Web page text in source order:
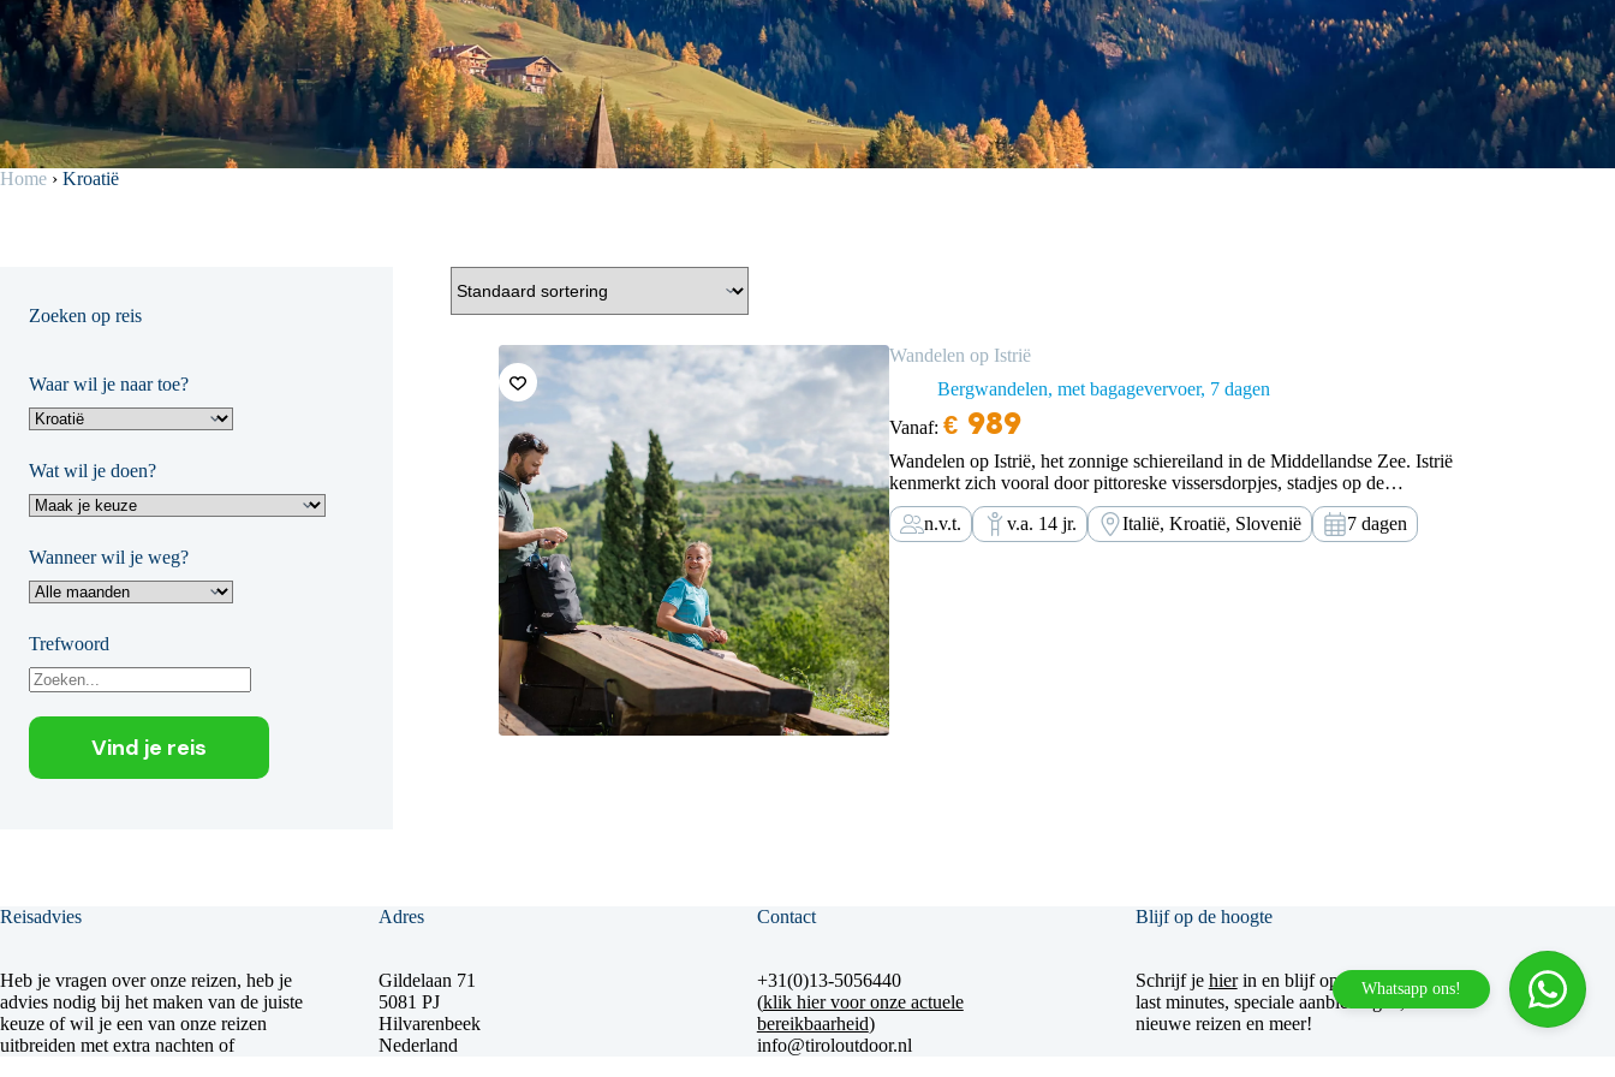
Home › Kroatië
Wandelen op Istrië
Bergwandelen, met bagagevervoer 7 dagen
Vanaf: €989
Wandelen op Istrië, het zonnige schiereiland in de Middellandse Zee. Istrië
kenmerkt zich vooral door pittoreske vissersdorpjes, stadjes op de
karstheuvels, wijngaarden en valleien. Het startpunt van deze wandeltocht
is Triëst. Tijdens het Romeinse rijk groeide Triëst uit van een relatief…
n.v.t. v.a. 14 jr. Italië, Kroatië, Slovenië 7 dagen
Zoeken op reis
Waar wil je naar toe?
Wat wil je doen?
Wanneer wil je weg?
Trefwoord
Reisadvies
Heb je vragen over onze reizen, heb je
advies nodig bij het maken van de juiste
keuze of wil je een van onze reizen
uitbreiden met extra nachten of
Adres
Gildelaan 71
5081 PJ
Hilvarenbeek
Nederland
Contact
+31(0)13-5056440
(klik hier voor onze actuele
bereikbaarheid)
info@tiroloutdoor.nl
Blijf op de hoogte
Schrijf je hierin en blijf op de hoogte van
last minutes, speciale aanbiedingen,
nieuwe reizen en meer!
Whatsapp ons!